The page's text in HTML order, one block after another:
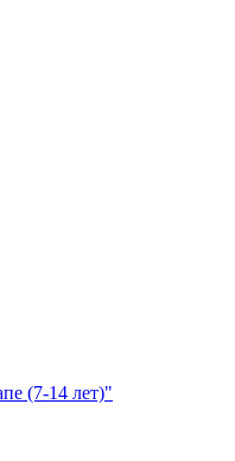
(7-14 лет)"